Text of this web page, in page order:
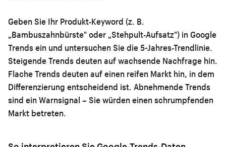
Geben Sie Ihr Produkt-Keyword (z. B.
„Bambuszahnbürste" oder „Stehpult-Aufsatz") in Google
Trends ein und untersuchen Sie die 5-Jahres-Trendlinie.
Steigende Trends deuten auf wachsende Nachfrage hin.
Flache Trends deuten auf einen reifen Markt hin, in dem
Differenzierung entscheidend ist. Abnehmende Trends
sind ein Warnsignal – Sie würden einen schrumpfenden
Markt betreten.